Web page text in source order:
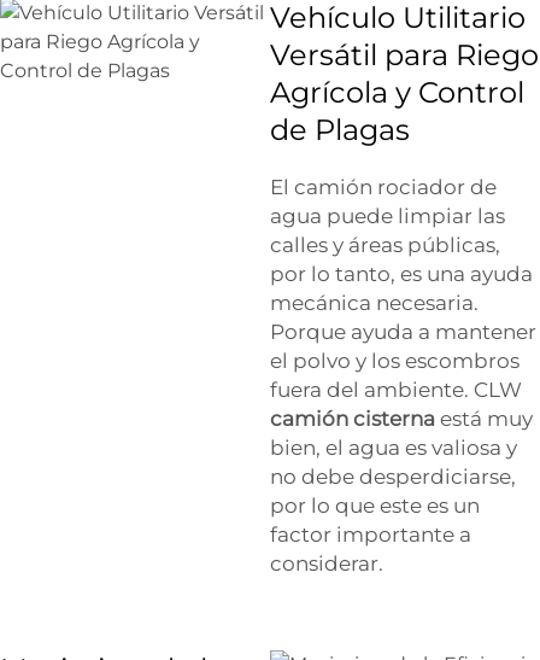
Vehículo Utilitario
Versátil para Riego
Agrícola y Control
de Plagas
El camión rociador de
agua puede limpiar las
calles y áreas públicas,
por lo tanto, es una ayuda
mecánica necesaria.
Porque ayuda a mantener
el polvo y los escombros
fuera del ambiente. CLW
camión cisterna está muy
bien, el agua es valiosa y
no debe desperdiciarse,
por lo que este es un
factor importante a
considerar.